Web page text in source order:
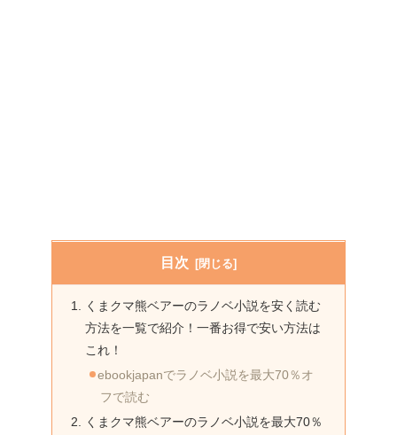
目次
くまクマ熊ベアーのラノベ小説を安く読む
方法を一覧で紹介！一番お得で安い方法は
これ！
ebookjapanでラノベ小説を最大70％オ
フで読む
くまクマ熊ベアーのラノベ小説を最大70％